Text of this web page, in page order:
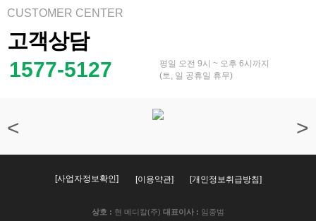
CUSTOMER CENTER
고객상담
1577-5127
평일 오전 9시 ~ 오후 6시까지
(토, 일 공휴일 휴무)
[이용약관] [개인정보취급방침]
상호 : 현 메디칼(주) 대표이사 : 임종범